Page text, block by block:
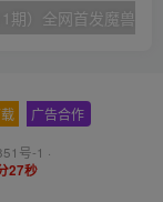
广告合作
号-1 ·
28秒